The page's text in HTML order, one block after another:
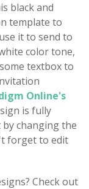
black and
template to
it to send to
color tone,
textbox to
Online's
is fully
changing the
forget to edit
Check out